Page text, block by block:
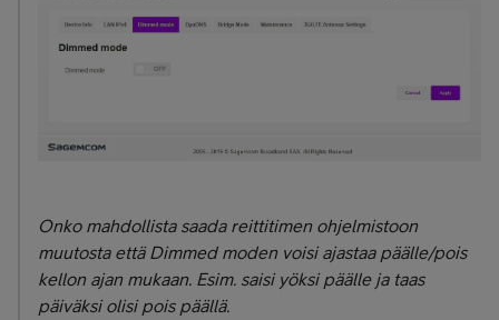
Onko mahdollista saada reittitimen ohjelmistoon
muutosta että Dimmed moden voisi ajastaa päälle/pois
kellon ajan mukaan. Esim. saisi yöksi päälle ja taas
päiväksi olisi pois päällä.